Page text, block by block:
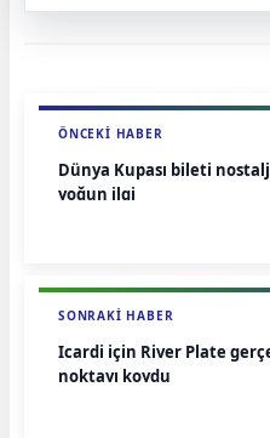
ÖNCEKI HABER
Dünya Kupası bileti
yoğun ilgi
SONRAKI HABER
Icardi için River Plate
noktayı koydu